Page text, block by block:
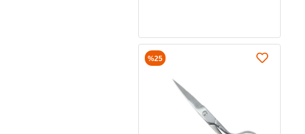
%25